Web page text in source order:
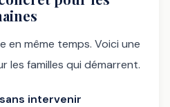
en même temps. Voici une
les familles qui démarrent.
intervenir